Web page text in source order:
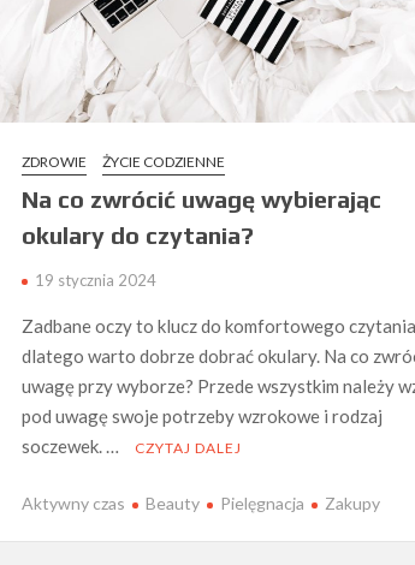
ZDROWIE ŻYCIE CODZIENNE
Na co zwrócić uwagę wybierając
okulary do czytania?
19 stycznia 2024
Zadbane oczy to klucz do komfortowego
dlatego warto dobrze dobrać okulary. Na co
uwagę przy wyborze? Przede wszystkim należy
pod uwagę swoje potrzeby wzrokowe i rodzaj
soczewek. …
CZYTAJ DALEJ
Aktywny czas Beauty Pielęgnacja Zakupy